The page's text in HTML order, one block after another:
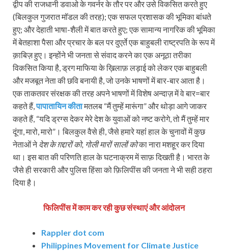
द्वीप की राजधानी डवाओ के गवर्नर के तौर पर और उसे विकसित करते हुए
(बिलकुल गुजरात मॉडल की तरह); एक सफल प्रशासक की भूमिका बांधते
हुए; और देहाती भाषा-शैली में बात करते हुए; एक सामान्य नागरिक की भूमिका
में बेतहाशा पैसा और प्रचार के बल पर दुएर्ते एक बाहुबली राष्ट्रपति के रूप में
क़ाबिज़ हुए। इन्होंने भी जनता से संवाद करने का एक अनूठा तरीका
विकसित किया है, ड्रग माफिया के ख़िलाफ़ लड़ाई को लेकर एक बाहुबली
और मजबूत नेता की छवि बनायी है, जो उनके भाषणों में बार-बार आता है।
एक ताकतवर संरक्षक की तरह अपने भाषणों में विशेष अन्दाज़ में वे बार=बार
कहते हैं,पापातायिन कीतामतलब “मैं तुम्हें मारूंगा” और थोड़ा आगे जाकर
कहते हैं, “यदि ड्रग्स देकर मेरे देश के युवाओं को नष्ट करोगे, तो मैं तुम्हें मार
दूंगा, मारो, मारो”। बिलकुल वैसे ही, जैसे हमारे यहांं हाल के चुनावों में कुछ
नेताओं नेदेश के ग़द्दारों को, गोली मारों सालों कोका नारा मशहूर कर दिया
था। इस बात की परिणति हाल के घटनाक्रम में साफ़ दिखती है। भारत के
जैसे ही सरकारी और पुलिस हिंसा को फ़िलिपींस की जनता ने भी सही ठहरा
दिया है।
फिलिपींस में काम कर रही कुछ संस्थाएं और आंदोलन
Rappler dot com
Philippines Movement for Climate Justice